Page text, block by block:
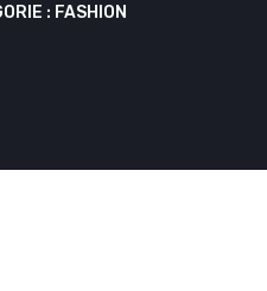
: FASHION